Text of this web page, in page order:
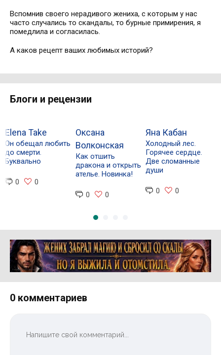
Вспомнив своего нерадивого жениха, с которым у нас
часто случались то скандалы, то бурные примирения, я
помедлила и согласилась.
А каков рецепт ваших любимых историй?
Блоги и рецензии
Elena Take
Он обещал любить
до смерти.
Буквально
0 0
Оксана
Волконская
Как отшить
дракона и открыть
ателье. Новинка!
0 0
Яна Кабан
Холодный лес.
Горячее сердце.
Две сломанные
души
0 0
Реклама 16+ АО «ЛитГород»
0 комментариев